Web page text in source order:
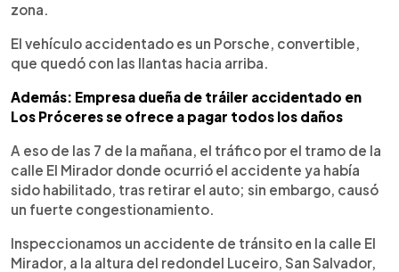
zona.
El vehículo accidentado es un Porsche, convertible,
que quedó con las llantas hacia arriba.
Además: Empresa dueña de tráiler accidentado en
Los Próceres se ofrece a pagar todos los daños
A eso de las 7 de la mañana, el tráfico por el tramo de la
calle El Mirador donde ocurrió el accidente ya había
sido habilitado, tras retirar el auto; sin embargo, causó
un fuerte congestionamiento.
Inspeccionamos un accidente de tránsito en la calle El
Mirador, a la altura del redondel Luceiro, San Salvador,